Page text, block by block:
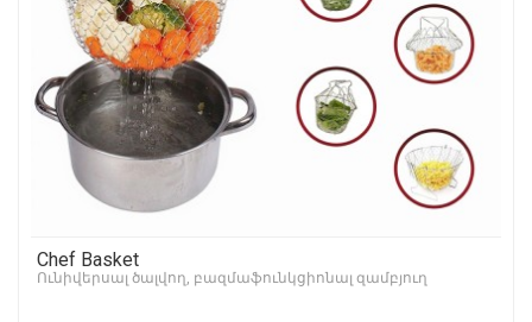
Chef Basket
Ունիվերսալ ծալվող, բազմաֆունկցիոնալ զամբյուղ